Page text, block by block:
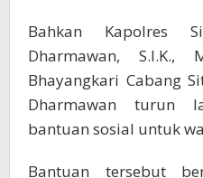
Bahkan Kapolres
Dharmawan, S.I.K.,
Bhayangkari Cabang
Dharmawan turun
bantuan sosial untuk
Bantuan tersebut